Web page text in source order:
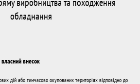
обладнання
внесок
дій або тимчасово окупованих територіях відповідно до